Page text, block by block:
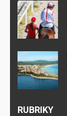
RUBRIKY